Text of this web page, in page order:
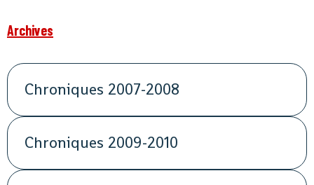
Archives
Chroniques 2007-2008
Chroniques 2009-2010